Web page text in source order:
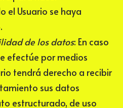
el Usuario se haya
de los datos: En caso
efectúe por medios
tendrá derecho a recibir
sus datos
estructurado, de uso